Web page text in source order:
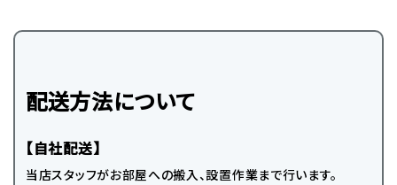
配送方法について
【自社配送】
当店スタッフがお部屋への搬入、設置作業まで行います。